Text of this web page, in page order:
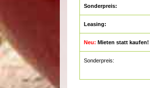
Sonderpreis:
Leasing:
Neu: Mieten statt kaufen!
Sonderpreis: